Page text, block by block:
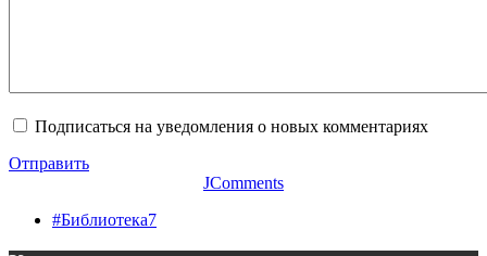
Подписаться на уведомления о новых комментариях
Отправить
JComments
#Библиотека7